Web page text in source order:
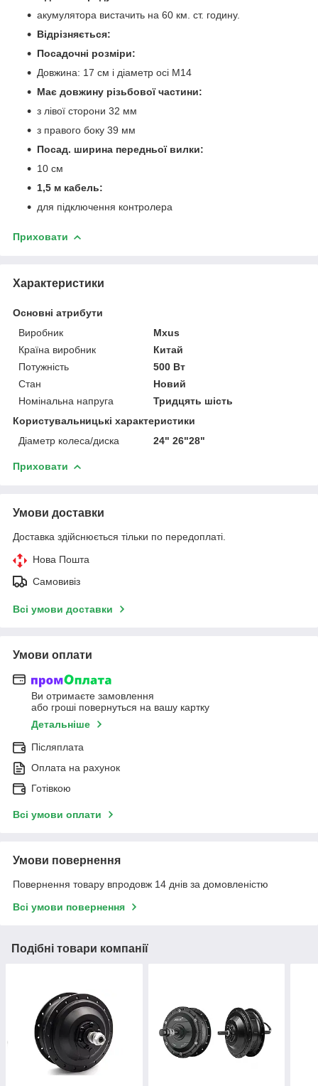
акумулятора вистачить на 60 км. ст. годину.
Відрізняється:
Посадочні розміри:
Довжина: 17 см і діаметр осі М14
Має довжину різьбової частини:
з лівої сторони 32 мм
з правого боку 39 мм
Посад. ширина передньої вилки:
10 см
1,5 м кабель:
для підключення контролера
Приховати
Характеристики
Основні атрибути
Виробник
Mxus
Країна виробник
Китай
Потужність
500 Вт
Стан
Новий
Номінальна напруга
Тридцять шість
Користувальницькі характеристики
Діаметр колеса/диска
24" 26"28"
Приховати
Умови доставки
Доставка здійснюється тільки по передоплаті.
Нова Пошта
Самовивіз
Всі умови доставки
Умови оплати
Ви отримаєте замовлення
або гроші повернуться на вашу картку
Детальніше
Післяплата
Оплата на рахунок
Готівкою
Всі умови оплати
Умови повернення
Повернення товару впродовж 14 днів за домовленістю
Всі умови повернення
Подібні товари компанії